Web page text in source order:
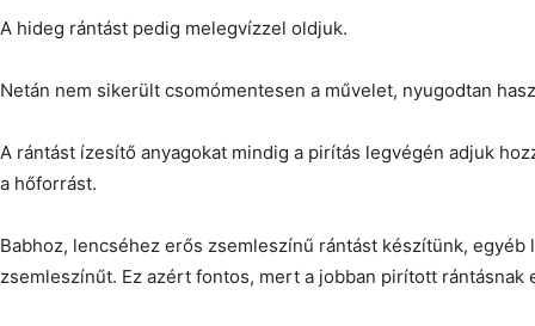
A hideg rántást pedig melegvízzel oldjuk.
Netán nem sikerült csomómentesen a művelet, nyugodtan
A rántást ízesítő anyagokat mindig a pirítás legvégén adjuk
a hőforrást.
Babhoz, lencséhez erős zsemleszínű rántást készítünk,
zsemleszínűt. Ez azért fontos, mert a jobban pirított rántásnak